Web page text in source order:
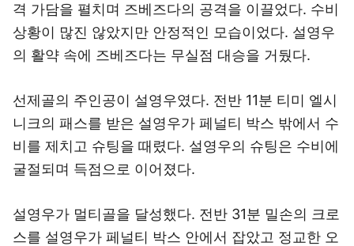
격 가담을 펼치며 즈베즈다의 공격을 이끌었다. 수비
상황이 많진 않았지만 안정적인 모습이었다. 설영우
의 활약 속에 즈베즈다는 무실점 대승을 거뒀다.
선제골의 주인공이 설영우였다. 전반 11분 티미 엘시
니크의 패스를 받은 설영우가 페널티 박스 밖에서 수
비를 제치고 슈팅을 때렸다. 설영우의 슈팅은 수비에
굴절되며 득점으로 이어졌다.
설영우가 멀티골을 달성했다. 전반 31분 밀손의 크로
스를 설영우가 페널티 박스 안에서 잡았고 정교한 오